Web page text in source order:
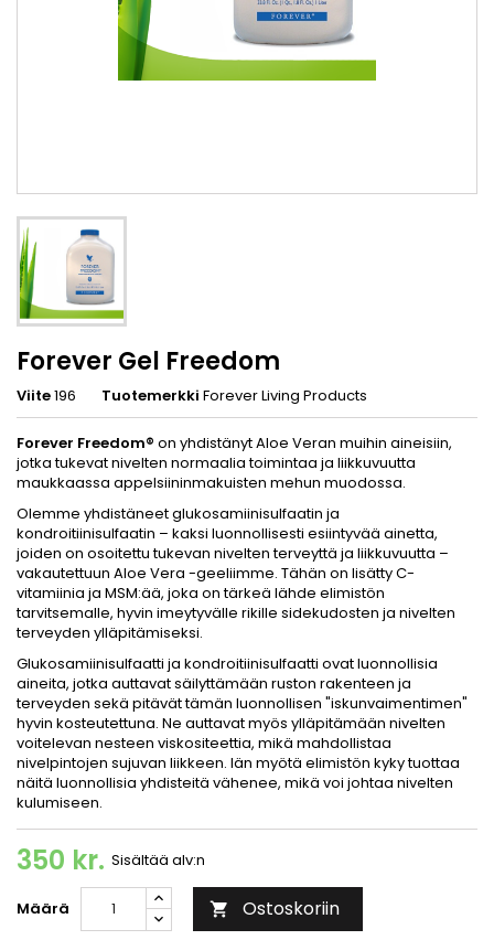
Forever Gel Freedom
Viite196 Tuotemerkki Forever Living Products
Forever Freedom® on yhdistänyt Aloe Veran muihin aineisiin,
jotka tukevat nivelten normaalia toimintaa ja liikkuvuutta
maukkaassa appelsiininmakuisten mehun muodossa.
Olemme yhdistäneet glukosamiinisulfaatin ja
kondroitiinisulfaatin – kaksi luonnollisesti esiintyvää ainetta,
joiden on osoitettu tukevan nivelten terveyttä ja liikkuvuutta –
vakautettuun Aloe Vera -geeliimme. Tähän on lisätty C-
vitamiinia ja MSM:ää, joka on tärkeä lähde elimistön
tarvitsemalle, hyvin imeytyvälle rikille sidekudosten ja nivelten
terveyden ylläpitämiseksi.
Glukosamiinisulfaatti ja kondroitiinisulfaatti ovat luonnollisia
aineita, jotka auttavat säilyttämään ruston rakenteen ja
terveyden sekä pitävät tämän luonnollisen "iskunvaimentimen"
hyvin kosteutettuna. Ne auttavat myös ylläpitämään nivelten
voitelevan nesteen viskositeettia, mikä mahdollistaa
nivelpintojen sujuvan liikkeen. Iän myötä elimistön kyky tuottaa
näitä luonnollisia yhdisteitä vähenee, mikä voi johtaa nivelten
kulumiseen.
350 kr. Sisältää alv:n
Määrä  Ostoskoriin